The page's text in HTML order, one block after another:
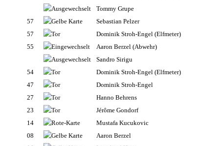
Tommy Grupe
57
Sebastian Pelzer
57
Dominik Stroh-Engel (Elfmeter)
55
Aaron Berzel (Abwehr)
Sandro Sirigu
54
Dominik Stroh-Engel (Elfmeter)
47
Dominik Stroh-Engel
27
Hanno Behrens
23
Jérôme Gondorf
14
Mustafa Kucukovic
08
Aaron Berzel